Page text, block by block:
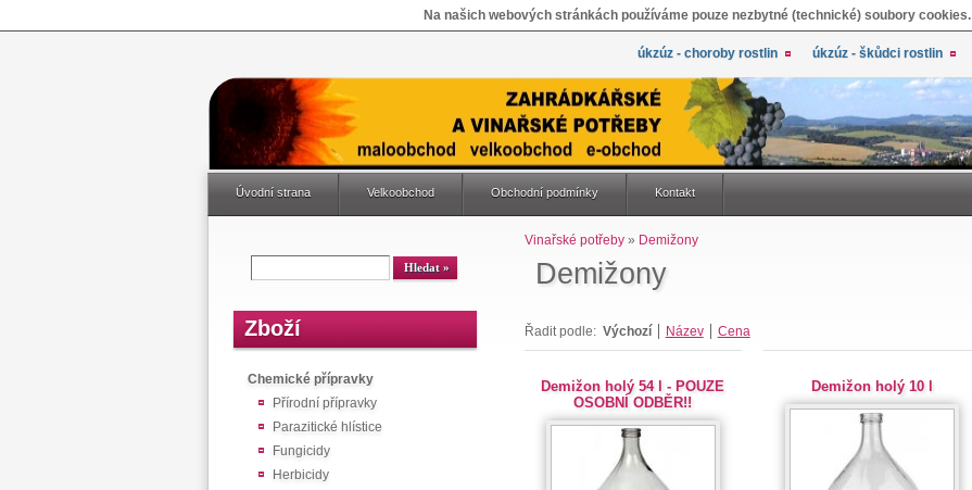
Na našich webových stránkách používáme pouze nezbytné (technické) soubory cookies.
úkzúz - choroby rostlin úkzúz - škůdci rostlin
Úvodní strana Velkoobchod Obchodní podmínky Kontakt
Zboží
Chemické přípravky
Přírodní přípravky
Parazitické hlístice
Fungicidy
Herbicidy
Demižony
Vinařské potřeby» Demižony
Řadit podle: Výchozí Název Cena
Demižon holý 54 l - POUZE
OSOBNÍ ODBĚR!!
Demižon holý 10 l